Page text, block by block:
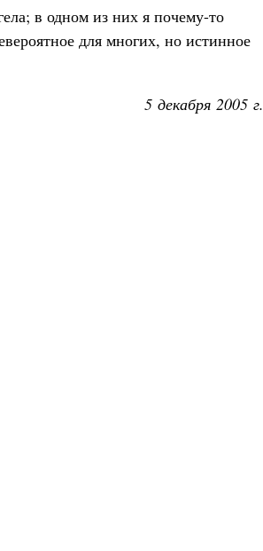
в одном из них я почему-то
для многих, но истинное
5 декабря 2005 г.